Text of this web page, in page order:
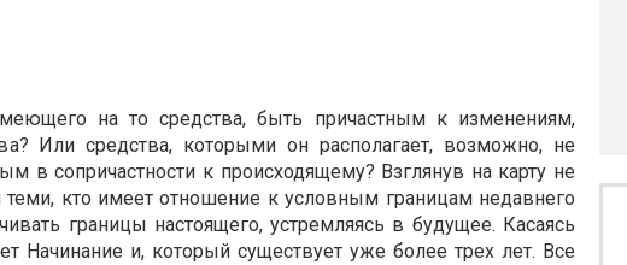
на то средства, быть причастным к изменениям,
Или средства, которыми он располагает, возможно, не
в сопричастности к происходящему? Взглянув на карту не
кто имеет отношение к условным границам недавнего
границы настоящего, устремляясь в будущее. Касаясь
Начинание и, который существует уже более трех лет. Все